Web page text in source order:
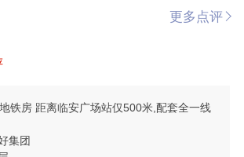
更多点评
铁房 距离临安广场站仅️500米,配套全一线
集团